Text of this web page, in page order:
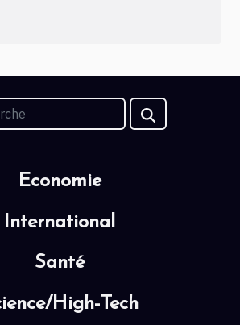
Economie
International
Santé
High-Tech